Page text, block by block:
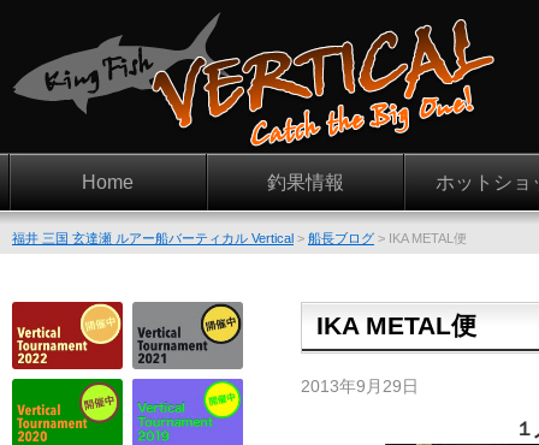
Home 釣果情報 ホットショ
福井 三国 玄達瀬 ルアー船バーティカル Vertical > 船長ブログ > IKA METAL便
IKA METAL便
2013年9月29日